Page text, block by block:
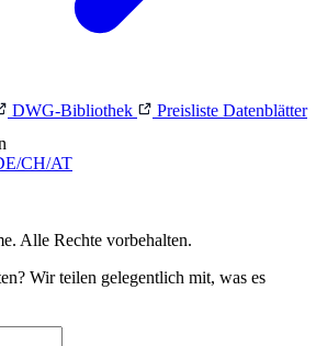
DWG-Bibliothek Preisliste Datenblätter
CH/AT
Alle Rechte vorbehalten.
Wir teilen gelegentlich mit, was es